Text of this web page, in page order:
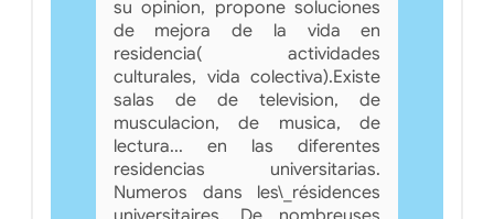
su opinion, propone soluciones
de mejora de la vida en
residencia( actividades
culturales, vida colectiva).Existe
salas de de television, de
musculacion, de musica, de
lectura... en las diferentes
residencias universitarias.
Numeros dans les\_résidences